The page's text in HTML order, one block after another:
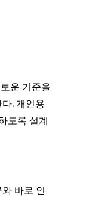
운 기준을
. 개인용
도록 설계
바로 인